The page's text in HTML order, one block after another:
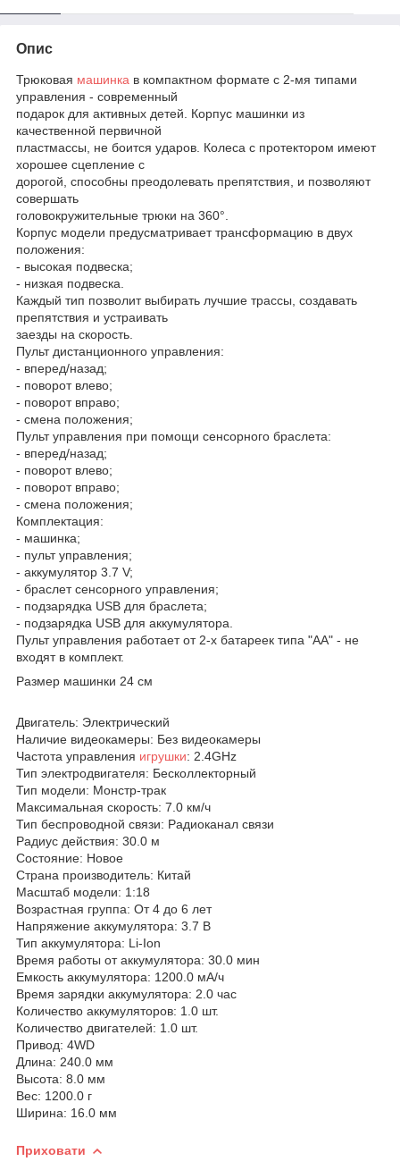
Опис
Трюковая машинка в компактном формате с 2-мя типами
управления - современный
подарок для активных детей. Корпус машинки из
качественной первичной
пластмассы, не боится ударов. Колеса с протектором имеют
хорошее сцепление с
дорогой, способны преодолевать препятствия, и позволяют
совершать
головокружительные трюки на 360°.
Корпус модели предусматривает трансформацию в двух
положения:
- высокая подвеска;
- низкая подвеска.
Каждый тип позволит выбирать лучшие трассы, создавать
препятствия и устраивать
заезды на скорость.
Пульт дистанционного управления:
- вперед/назад;
- поворот влево;
- поворот вправо;
- смена положения;
Пульт управления при помощи сенсорного браслета:
- вперед/назад;
- поворот влево;
- поворот вправо;
- смена положения;
Комплектация:
- машинка;
- пульт управления;
- аккумулятор 3.7 V;
- браслет сенсорного управления;
- подзарядка USB для браслета;
- подзарядка USB для аккумулятора.
Пульт управления работает от 2-х батареек типа "АА" - не
входят в комплект.
Размер машинки 24 см
Двигатель: Электрический
Наличие видеокамеры: Без видеокамеры
Частота управления игрушки: 2.4GHz
Тип электродвигателя: Бесколлекторный
Тип модели: Монстр-трак
Максимальная скорость: 7.0 км/ч
Тип беспроводной связи: Радиоканал связи
Радиус действия: 30.0 м
Состояние: Новое
Страна производитель: Китай
Масштаб модели: 1:18
Возрастная группа: От 4 до 6 лет
Напряжение аккумулятора: 3.7 В
Тип аккумулятора: Li-Ion
Время работы от аккумулятора: 30.0 мин
Емкость аккумулятора: 1200.0 мА/ч
Время зарядки аккумулятора: 2.0 час
Количество аккумуляторов: 1.0 шт.
Количество двигателей: 1.0 шт.
Привод: 4WD
Длина: 240.0 мм
Высота: 8.0 мм
Вес: 1200.0 г
Ширина: 16.0 мм
Приховати